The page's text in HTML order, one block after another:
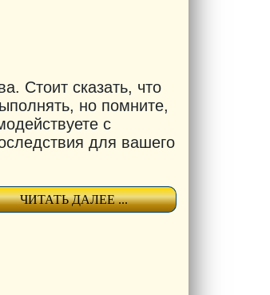
Стоит сказать, что
но помните,
с
для вашего
ЧИТАТЬ ДАЛЕЕ ...